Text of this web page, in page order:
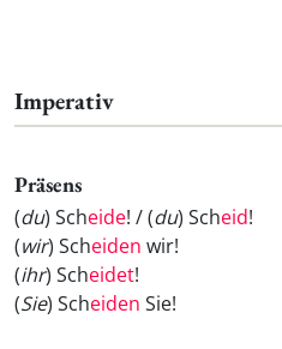
Imperativ
Präsens
(du) Scheide! / (du) Scheid!
(wir) Scheiden wir!
(ihr) Scheidet!
(Sie) Scheiden Sie!